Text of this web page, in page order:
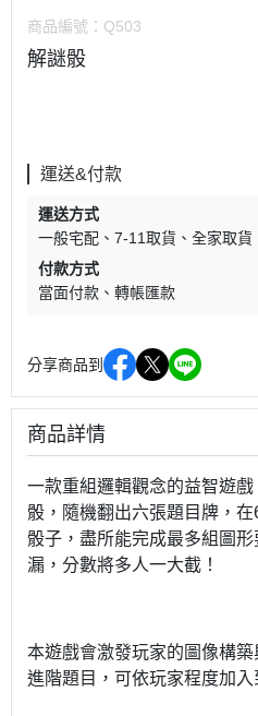
商品編號： Q503
解謎骰
運送&付款
運送方式
一般宅配
7-11取貨 全家取貨
付款方式
當面付款
轉帳匯款
分享商品到
商品詳情
一款重組邏輯觀念的益智遊
骰，隨機翻出六張題目牌，
骰子，盡所能完成最多組圖
漏，分數將多人一大截！
本遊戲會激發玩家的圖像構
進階題目，可依玩家程度加入